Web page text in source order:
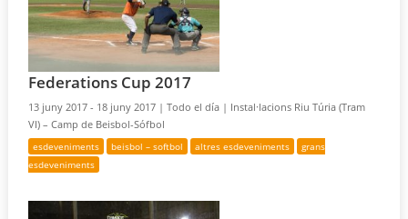
Federations Cup 2017
13 juny 2017 - 18 juny 2017 |Todo el día | Instal·lacions Riu Túria (Tram
VI) – Camp de Beisbol-Sófbol
esdeveniments beisbol – softbol altres esdeveniments
grans
esdeveniments